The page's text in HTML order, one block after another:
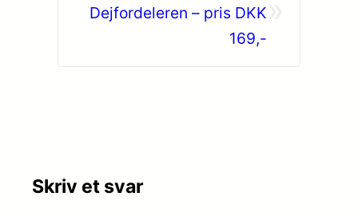
Dejfordeleren – pris DKK
169,-
Skriv et svar